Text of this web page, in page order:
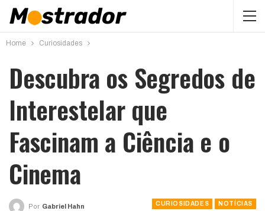
Home Curiosidades
Descubra os Segredos de
Interestelar que
Fascinam a Ciência e o
Cinema
CURIOSIDADES NOTÍCIAS
Por Gabriel Hahn